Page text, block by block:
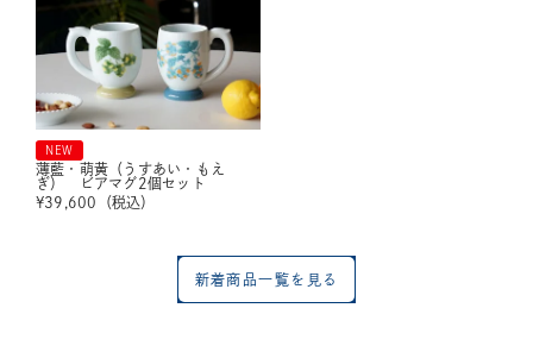
NEW
薄藍・萌黄（うすあい・もえ
ぎ） ビアマグ2個セット
¥39,600 （税込）
新着商品一覧を見る